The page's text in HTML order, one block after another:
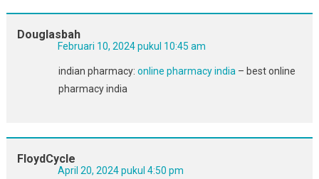
Douglasbah
Februari 10, 2024 pukul 10:45 am
indian pharmacy: online pharmacy india – best online
pharmacy india
FloydCycle
April 20, 2024 pukul 4:50 pm